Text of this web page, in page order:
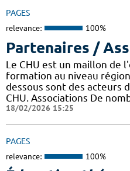
PAGES
relevance: 100%
Partenaires /
Le CHU est un maillon de
formation au niveau
dessous sont des acteurs
CHU. Associations De
18/02/2026 15:25
PAGES
relevance: 100%